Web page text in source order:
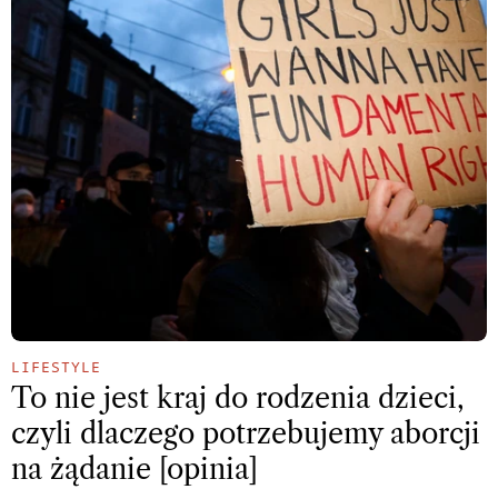
LIFESTYLE
To nie jest kraj do rodzenia dzieci,
czyli dlaczego potrzebujemy aborcji
na żądanie [opinia]